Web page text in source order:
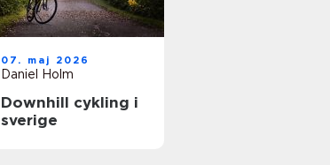
07. maj 2026
Daniel Holm
Downhill cykling i
sverige